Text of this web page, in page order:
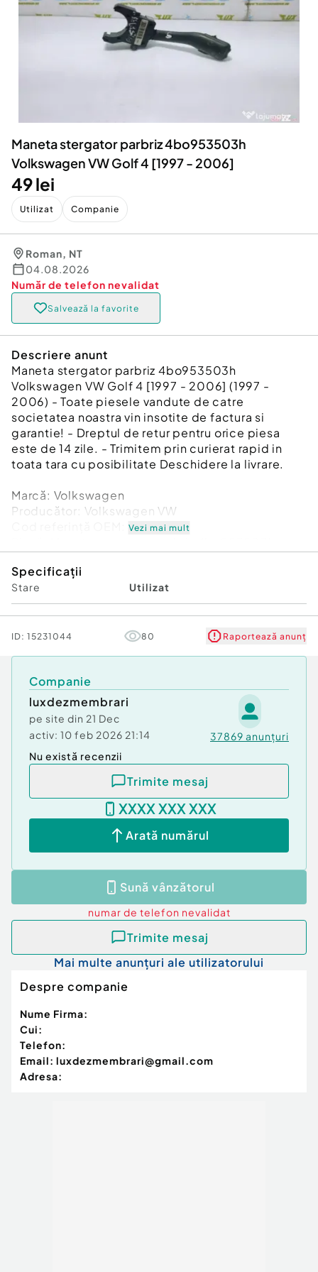
Servicii
Animale de companie
Afaceri și echipamente profesionale
Utilaje agricole si industriale
Piese auto si accesorii
Maneta stergator parbriz 4bo953503h
Volkswagen VW Golf 4 [1997 - 2006]
49 lei
Utilizat Companie
Roman, NT
04.08.2026
Număr de telefon nevalidat
Salvează la favorite
Descriere anunt
Maneta stergator parbriz 4bo953503h
Volkswagen VW Golf 4 [1997 - 2006] (1997 -
2006) - Toate piesele vandute de catre
societatea noastra vin insotite de factura si
garantie! - Dreptul de retur pentru orice piesa
este de 14 zile. - Trimitem prin curierat rapid in
toata tara cu posibilitate Deschidere la livrare.
Marcă: Volkswagen
Producător: Volkswagen VW
Cod referinţă OEM: 48671906
Vezi mai mult
Specificații
Stare Utilizat
ID: 15231044 80 Raportează anunț
Companie
luxdezmembrari
pe site din 21 Dec
activ: 10 feb 2026 21:14 37869 anunțuri
Nu există recenzii
Trimite mesaj
XXXX XXX XXX
Arată numărul
Sună vânzătorul
numar de telefon nevalidat
Trimite mesaj
Mai multe anunțuri ale utilizatorului
Despre companie
Nume Firma:
Cui:
Telefon:
Email: luxdezmembrari@gmail.com
Adresa: